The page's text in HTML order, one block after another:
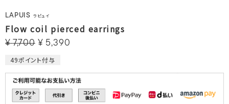
LAPUIS ラピュイ
Flow coil pierced earrings
¥ 7,700 ¥ 5,390
49ポイント付与